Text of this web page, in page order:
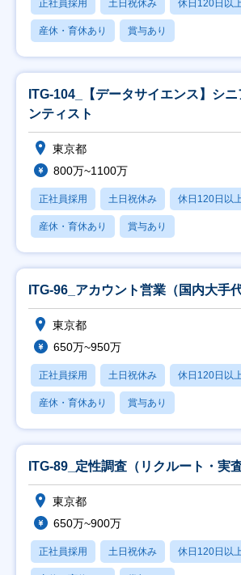
正社員採用 土日祝休み 休日120日以
産休・育休あり 賞与あり
ITG-104_【データサイエンス】シ
ンティスト
東京都
800万~1100万
正社員採用 土日祝休み 休日120日以
産休・育休あり 賞与あり
ITG-96_アカウント営業（国内大手
東京都
650万~950万
正社員採用 土日祝休み 休日120日以
産休・育休あり 賞与あり
ITG-89_定性調査（リクルート・実
東京都
650万~900万
正社員採用 土日祝休み 休日120日以